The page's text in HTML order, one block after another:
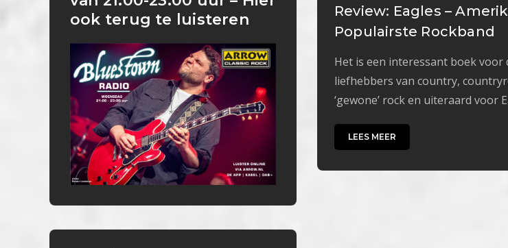
Review: Eagles –
Populairste Rockband
Het is een interessant boek voor
liefhebbers van country,
‘gewone’ rock en uiteraard voor
LEES MEER
ook terug te luisteren